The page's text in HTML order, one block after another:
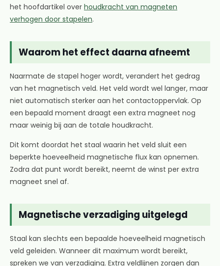
het hoofdartikel over houdkracht van magneten
verhogen door stapelen.
Waarom het effect daarna afneemt
Naarmate de stapel hoger wordt, verandert het gedrag
van het magnetisch veld. Het veld wordt wel langer, maar
niet automatisch sterker aan het contactoppervlak. Op
een bepaald moment draagt een extra magneet nog
maar weinig bij aan de totale houdkracht.
Dit komt doordat het staal waarin het veld sluit een
beperkte hoeveelheid magnetische flux kan opnemen.
Zodra dat punt wordt bereikt, neemt de winst per extra
magneet snel af.
Magnetische verzadiging uitgelegd
Staal kan slechts een bepaalde hoeveelheid magnetisch
veld geleiden. Wanneer dit maximum wordt bereikt,
spreken we van verzadiging. Extra veldlijnen zorgen dan